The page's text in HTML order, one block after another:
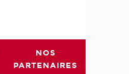
NOS
PARTENAIRES